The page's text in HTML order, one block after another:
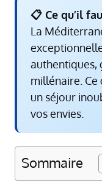
📋 Ce qu’il
La
authentiques,
millénaire. Ce
un séjour
vos envies.
Sommaire